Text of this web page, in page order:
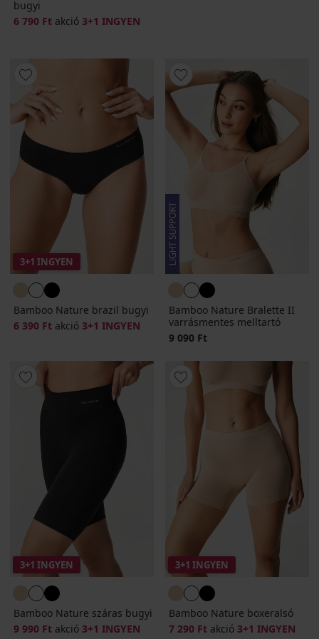
bugyi
6 790 Ft akció 3+1 INGYEN
3+1 INGYEN
Bamboo Nature brazil bugyi
6 390 Ft akció 3+1 INGYEN
Bamboo Nature Bralette II
varrásmentes melltartó
9 090 Ft
3+1 INGYEN
Bamboo Nature száras bugyi
9 990 Ft akció 3+1 INGYEN
3+1 INGYEN
Bamboo Nature boxeralsó
7 290 Ft akció 3+1 INGYEN